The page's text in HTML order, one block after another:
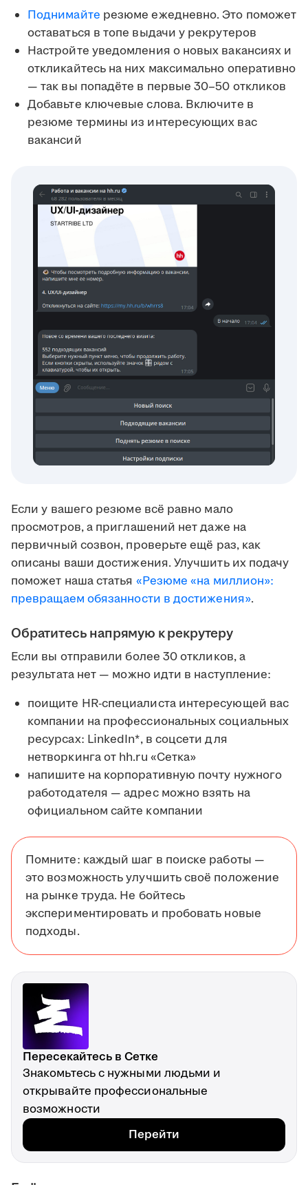
Поднимайте резюме ежедневно. Это поможет
оставаться в топе выдачи у рекрутеров
Настройте уведомления о новых вакансиях и
откликайтесь на них максимально оперативно
— так вы попадёте в первые 30–50 откликов
Добавьте ключевые слова. Включите в
резюме термины из интересующих вас
вакансий
Если у вашего резюме всё равно мало
просмотров, а приглашений нет даже на
первичный созвон, проверьте ещё раз, как
описаны ваши достижения. Улучшить их подачу
поможет наша статья «Резюме «на миллион»:
превращаем обязанности в достижения».
Обратитесь напрямую к рекрутеру
Если вы отправили более 30 откликов, а
результата нет — можно идти в наступление:
поищите HR-специалиста интересующей вас
компании на профессиональных социальных
ресурсах: LinkedIn*, в соцсети для
нетворкинга от hh.ru «Сетка»
напишите на корпоративную почту нужного
работодателя — адрес можно взять на
официальном сайте компании
Помните: каждый шаг в поиске работы —
это возможность улучшить своё положение
на рынке труда. Не бойтесь
экспериментировать и пробовать новые
подходы.
Пересекайтесь в Сетке
Знакомьтесь с нужными людьми и
открывайте профессиональные
возможности
Перейти